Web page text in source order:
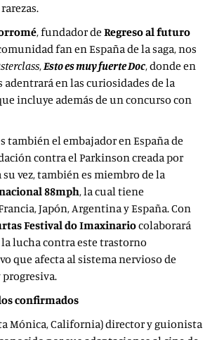
, fundador de Regreso al futuro
fan en España de la saga, nos
,Esto es muy fuerte Doc, donde en
adentrará en las curiosidades de la
incluye además de un concurso con
también el embajador en España de
contra el Parkinson creada por
su vez, también es miembro de la
88mph, la cual tiene
Japón, Argentina y España. Con
Festival do Imaxinariocolaborará
lucha contra este trastorno
que afecta al sistema nervioso de
confirmados
Mónica, California) director y guionista